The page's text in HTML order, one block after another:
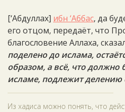
[‘Абдуллах] ибн ‘Аббас, да
его отцом, передаёт, что
благословение Аллаха,
поделено до ислама,
образом, а всё, что должно
исламе, подлежит делению
Из хадиса можно понять, что